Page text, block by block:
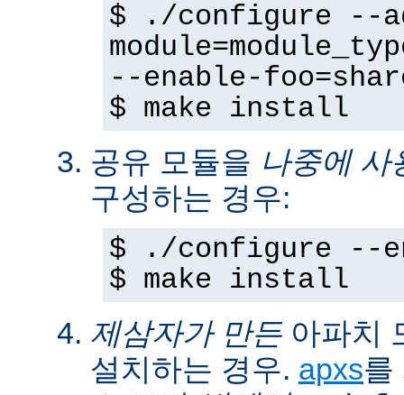
$ ./configure --
--enable-
$ make install
공유 모듈을 나중에 사
구성하는 경우:
$ ./configure --
$ make install
제삼자가 만든아파치
설치하는 경우. apxs를